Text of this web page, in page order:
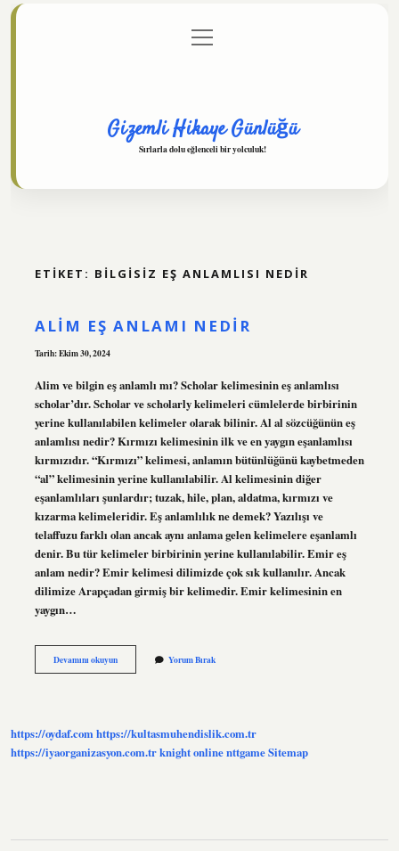
Gizlilik Politikası
menüyü
aç
Gizemli Hikaye Günlüğü
Sırlarla dolu eğlenceli bir yolculuk!
ETIKET: BILGISIZ EŞ ANLAMLISI NEDIR
ALIM EŞ ANLAMI NEDIR
Tarih: Ekim 30, 2024
Alim ve bilgin eş anlamlı mı? Scholar kelimesinin eş anlamlısı
scholar’dır. Scholar ve scholarly kelimeleri cümlelerde birbirinin
yerine kullanılabilen kelimeler olarak bilinir. Al al sözcüğünün eş
anlamlısı nedir? Kırmızı kelimesinin ilk ve en yaygın eşanlamlısı
kırmızıdır. “Kırmızı” kelimesi, anlamın bütünlüğünü kaybetmeden
“al” kelimesinin yerine kullanılabilir. Al kelimesinin diğer
eşanlamlıları şunlardır; tuzak, hile, plan, aldatma, kırmızı ve
kızarma kelimeleridir. Eş anlamlılık ne demek? Yazılışı ve
telaffuzu farklı olan ancak aynı anlama gelen kelimelere eşanlamlı
denir. Bu tür kelimeler birbirinin yerine kullanılabilir. Emir eş
anlam nedir? Emir kelimesi dilimizde çok sık kullanılır. Ancak
dilimize Arapçadan girmiş bir kelimedir. Emir kelimesinin en
yaygın…
Devamını okuyunAlim
Eş
Yorum Bırak
https://oydaf.comhttps://kultasmuhendislik.com.tr
https://iyaorganizasyon.com.trknight onlinenttgameSitemap